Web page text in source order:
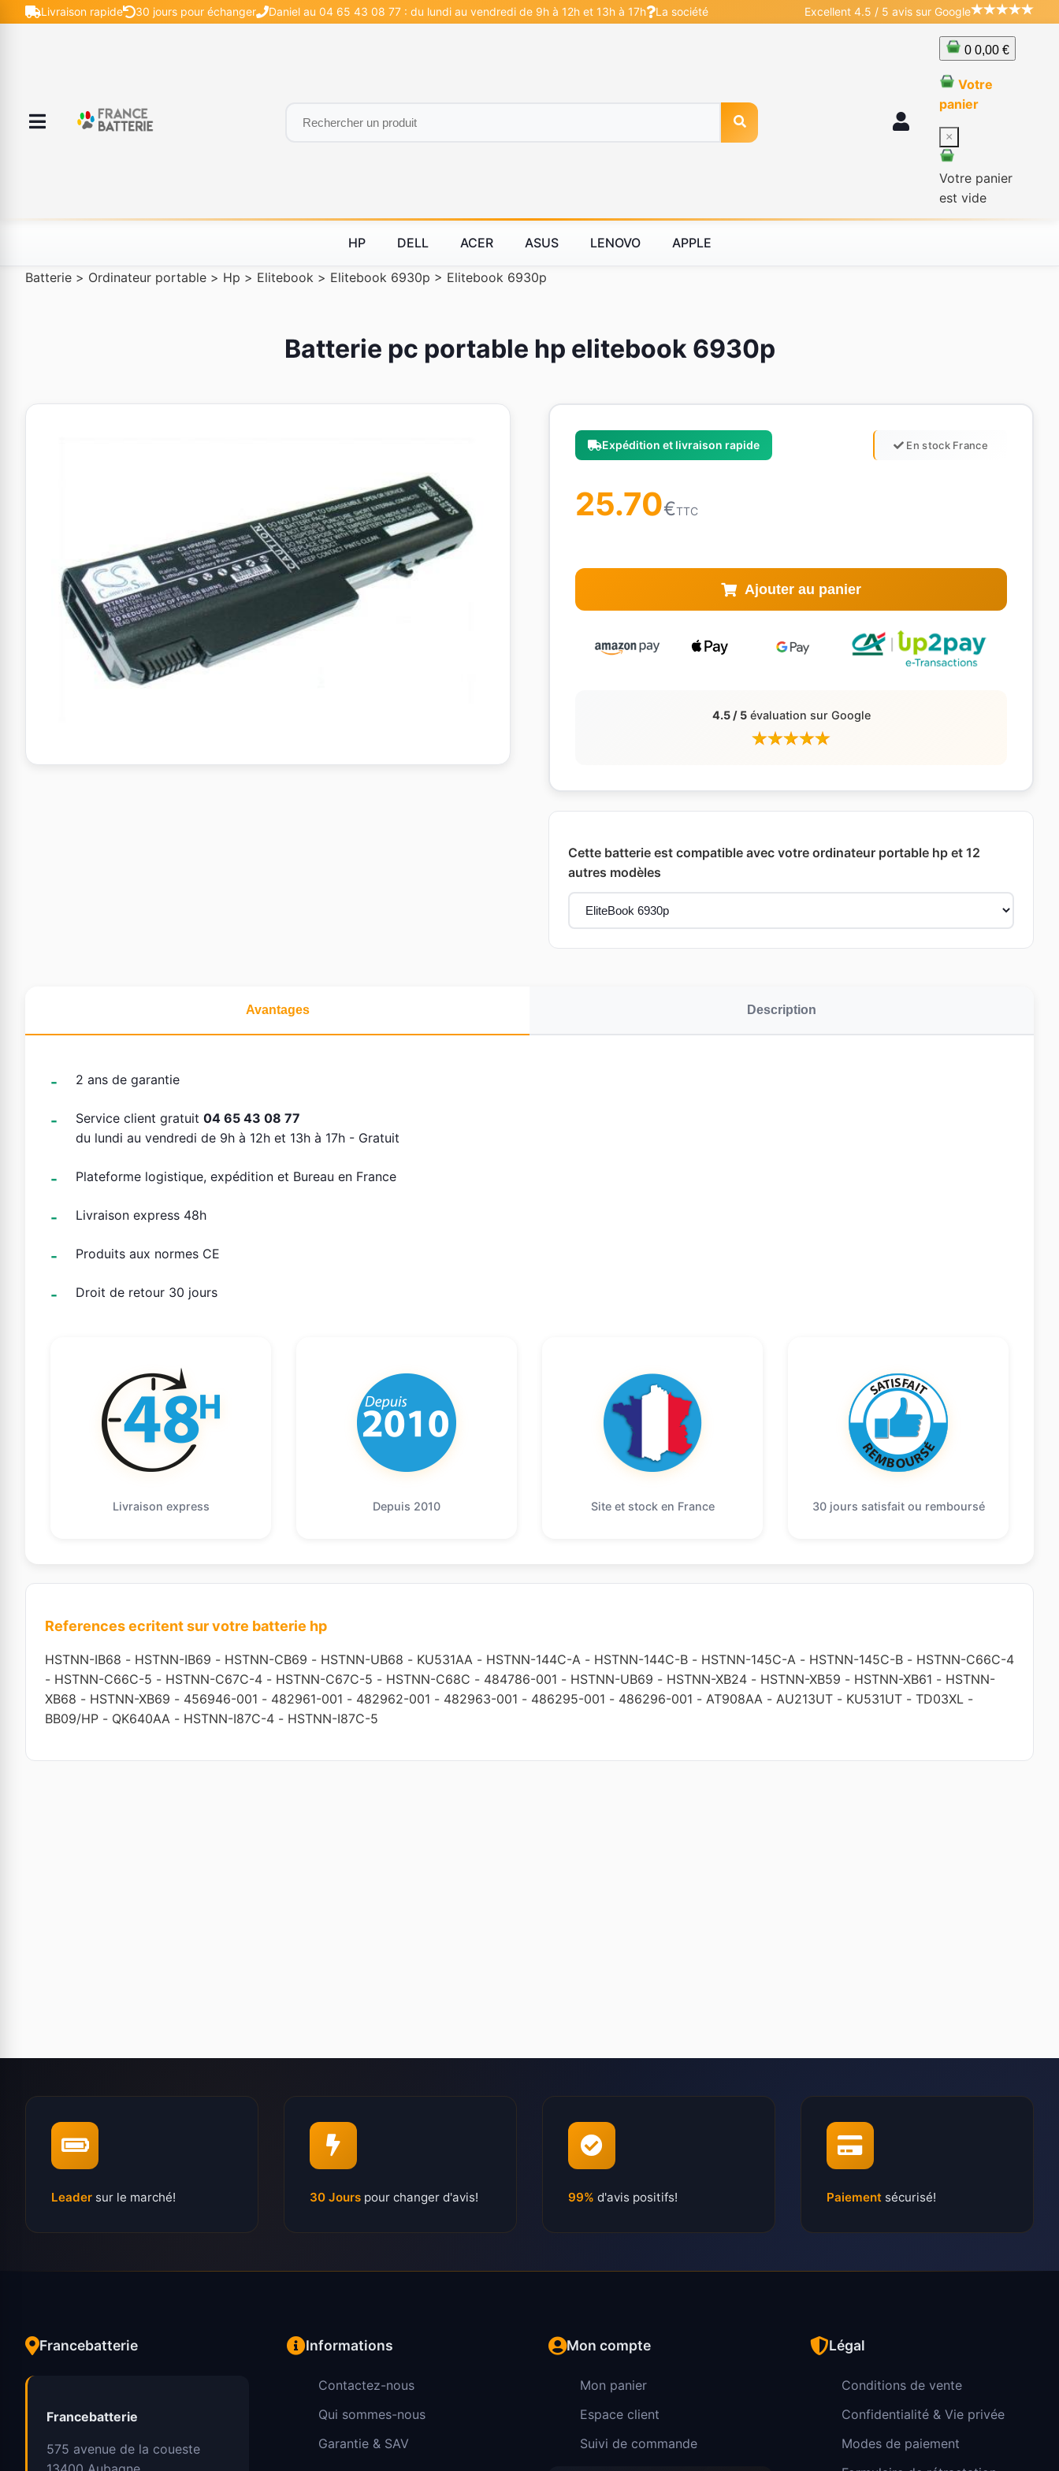
Livraison rapide 30 jours pour échanger Daniel au 04 65 43 08 77 : du lundi au vendredi de 9h à 12h et 13h à 17h La société Excellent 4.5 / 5 avis sur Google
0 0,00 €
Votre
panier
×
Votre panier
est vide
HP DELL ACER ASUS LENOVO APPLE
Batterie > Ordinateur portable > Hp > Elitebook > Elitebook 6930p > Elitebook 6930p
Batterie pc portable hp elitebook 6930p
Expédition et livraison rapide En stock France
25.70€TTC
Ajouter au panier
4.5 / 5évaluation sur Google
Cette batterie est compatible avec votre ordinateur portable hp et 12
autres modèles
Avantages Description
2 ans de garantie
Service client gratuit 04 65 43 08 77
du lundi au vendredi de 9h à 12h et 13h à 17h - Gratuit
Plateforme logistique, expédition et Bureau en France
Livraison express 48h
Produits aux normes CE
Droit de retour 30 jours
Livraison express Depuis 2010 Site et stock en France 30 jours satisfait ou remboursé
References ecritent sur votre batterie hp
HSTNN-IB68 - HSTNN-IB69 - HSTNN-CB69 - HSTNN-UB68 - KU531AA - HSTNN-144C-A - HSTNN-144C-B - HSTNN-145C-A - HSTNN-145C-B - HSTNN-C66C-4
- HSTNN-C66C-5 - HSTNN-C67C-4 - HSTNN-C67C-5 - HSTNN-C68C - 484786-001 - HSTNN-UB69 - HSTNN-XB24 - HSTNN-XB59 - HSTNN-XB61 - HSTNN-
XB68 - HSTNN-XB69 - 456946-001 - 482961-001 - 482962-001 - 482963-001 - 486295-001 - 486296-001 - AT908AA - AU213UT - KU531UT - TD03XL -
BB09/HP - QK640AA - HSTNN-I87C-4 - HSTNN-I87C-5
Leader sur le marché! 30 Jours pour changer d'avis! 99% d'avis positifs! Paiement sécurisé!
Francebatterie
Francebatterie
575 avenue de la coueste
Informations
Contactez-nous
Qui sommes-nous
Garantie & SAV
Mon compte
Mon panier
Espace client
Suivi de commande
Légal
Conditions de vente
Confidentialité & Vie privée
Modes de paiement